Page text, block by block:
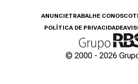
ANUNCIETRABALHE CONOSCO
POLÍTICA DE PRIVACIDADE
© 2000 - 2026